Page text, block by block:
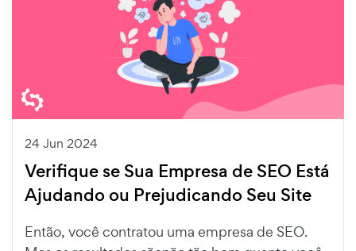
24 Jun 2024
Verifique se Sua Empresa de SEO Está
Ajudando ou Prejudicando Seu Site
Então, você contratou uma empresa de SEO.